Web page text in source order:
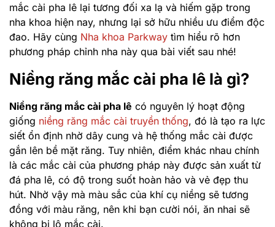
mắc cài pha lê lại tương đối xa lạ và hiếm gặp trong
nha khoa hiện nay, nhưng lại sở hữu nhiều ưu điểm độc
đao. Hãy cùng Nha khoa Parkway tìm hiểu rõ hơn
phương pháp chỉnh nha này qua bài viết sau nhé!
Niềng răng mắc cài pha lê là gì?
Niềng răng mắc cài pha lê có nguyên lý hoạt động
giống niềng răng mắc cài truyền thống, đó là tạo ra lực
siết ổn định nhờ dây cung và hệ thống mắc cài được
gắn lên bề mặt răng. Tuy nhiên, điểm khác nhau chính
là các mắc cài của phương pháp này được sản xuất từ
đá pha lê, có độ trong suốt hoàn hảo và vẻ đẹp thu
hút. Nhờ vậy mà màu sắc của khí cụ niềng sẽ tương
đồng với màu răng, nên khi bạn cười nói, ăn nhai sẽ
không bị lộ mắc cài.